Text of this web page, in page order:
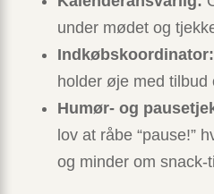
under mødet og
Indkøbskoordinator:
holder øje med
Humør- og
lov at råbe “pause!”
og minder om snack-